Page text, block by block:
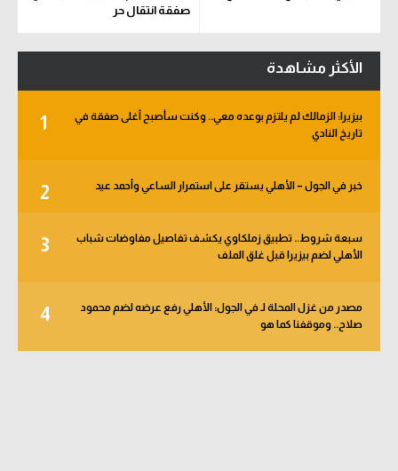
صفقة انتقال حر
الأكثر مشاهدة
1
بيزيرا: الزمالك لم يلتزم بوعده معي.. وكنت سأصبح أغلى صفقة في
تاريخ النادي
2 خبر في الجول – الأهلي يستقر على استمرار الساعي وأحمد عيد
3
سبعة شروط.. تطبيق زملكاوي يكشف تفاصيل مفاوضات شباب
الأهلي لضم بيزيرا قبل غلق الملف
4
مصدر من غزل المحلة لـ في الجول: الأهلي رفع عرضه لضم محمود
صلاح.. وموقفنا كما هو